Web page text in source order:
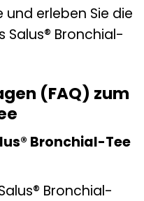
und erleben Sie die
Salus® Bronchial-
(FAQ) zum
Bronchial-Tee
Bronchial-